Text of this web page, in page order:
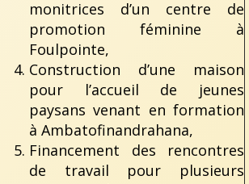
monitrices d’un centre de
promotion féminine à
Foulpointe,
Construction d’une maison
pour l’accueil de jeunes
paysans venant en formation
à Ambatofinandrahana,
Financement des rencontres
de travail pour plusieurs